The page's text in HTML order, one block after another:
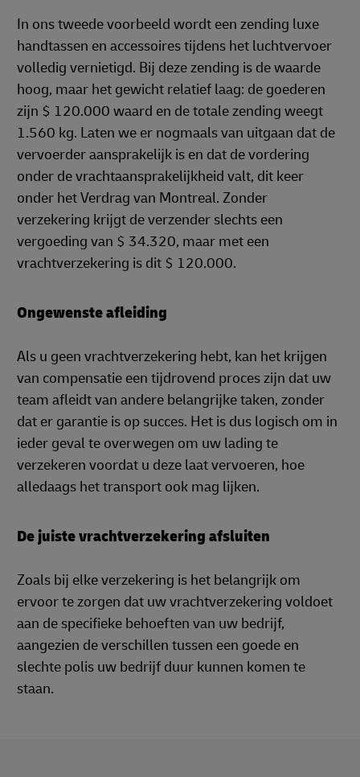
In ons tweede voorbeeld wordt een zending luxe
handtassen en accessoires tijdens het luchtvervoer
volledig vernietigd. Bij deze zending is de waarde
hoog, maar het gewicht relatief laag: de goederen
zijn $ 120.000 waard en de totale zending weegt
1.560 kg. Laten we er nogmaals van uitgaan dat de
vervoerder aansprakelijk is en dat de vordering
onder de vrachtaansprakelijkheid valt, dit keer
onder het Verdrag van Montreal. Zonder
verzekering krijgt de verzender slechts een
vergoeding van $ 34.320, maar met een
vrachtverzekering is dit $ 120.000.
Ongewenste afleiding
Als u geen vrachtverzekering hebt, kan het krijgen
van compensatie een tijdrovend proces zijn dat uw
team afleidt van andere belangrijke taken, zonder
dat er garantie is op succes. Het is dus logisch om in
ieder geval te overwegen om uw lading te
verzekeren voordat u deze laat vervoeren, hoe
alledaags het transport ook mag lijken.
De juiste vrachtverzekering afsluiten
Zoals bij elke verzekering is het belangrijk om
ervoor te zorgen dat uw vrachtverzekering voldoet
aan de specifieke behoeften van uw bedrijf,
aangezien de verschillen tussen een goede en
slechte polis uw bedrijf duur kunnen komen te
staan.